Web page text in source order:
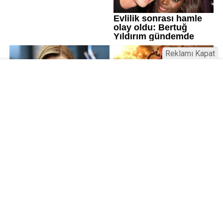
Reklamı Kapat